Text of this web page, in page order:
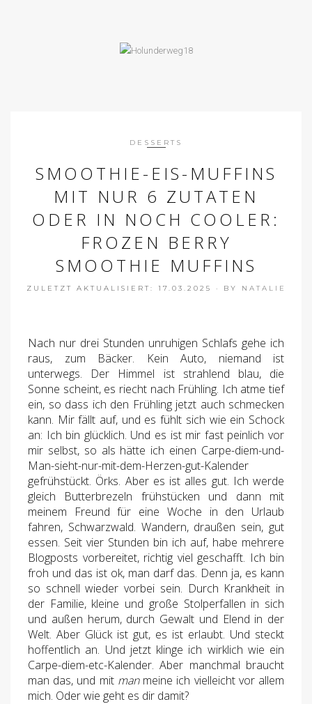
DESSERTS
SMOOTHIE-EIS-MUFFINS
MIT NUR 6 ZUTATEN
ODER IN NOCH COOLER:
FROZEN BERRY
SMOOTHIE MUFFINS
ZULETZT AKTUALISIERT: 17.03.2025 · BY NATALIE
Nach nur drei Stunden unruhigen Schlafs gehe ich
raus, zum Bäcker. Kein Auto, niemand ist
unterwegs. Der Himmel ist strahlend blau, die
Sonne scheint, es riecht nach Frühling. Ich atme tief
ein, so dass ich den Frühling jetzt auch schmecken
kann. Mir fällt auf, und es fühlt sich wie ein Schock
an: Ich bin glücklich. Und es ist mir fast peinlich vor
mir selbst, so als hätte ich einen Carpe-diem-und-
Man-sieht-nur-mit-dem-Herzen-gut-Kalender
gefrühstückt. Örks. Aber es ist alles gut. Ich werde
gleich Butterbrezeln frühstücken und dann mit
meinem Freund für eine Woche in den Urlaub
fahren, Schwarzwald. Wandern, draußen sein, gut
essen. Seit vier Stunden bin ich auf, habe mehrere
Blogposts vorbereitet, richtig viel geschafft. Ich bin
froh und das ist ok, man darf das. Denn ja, es kann
so schnell wieder vorbei sein. Durch Krankheit in
der Familie, kleine und große Stolperfallen in sich
und außen herum, durch Gewalt und Elend in der
Welt. Aber Glück ist gut, es ist erlaubt. Und steckt
hoffentlich an. Und jetzt klinge ich wirklich wie ein
Carpe-diem-etc-Kalender. Aber manchmal braucht
man das, und mit manmeine ich vielleicht vor allem
mich. Oder wie geht es dir damit?